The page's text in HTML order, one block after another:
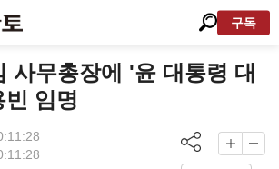
구독
사무총장에 '윤 대통령 대
임명